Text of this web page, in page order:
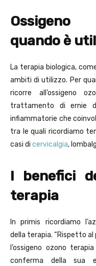
quando è
La terapia biologica,
ambiti di utilizzo. Per
ricorre all’ossigeno
trattamento di ernie
infiammatorie che
tra le quali ricordiamo
casi di cervicalgia,
I benefici
terapia
In primis ricordiamo
della terapia. “Rispetto
l’ossigeno ozono
conferma della sua